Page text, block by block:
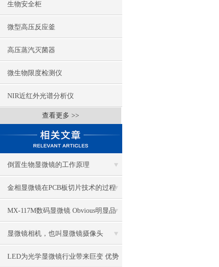
生物安全柜
微型高压反应釜
高压蒸汽灭菌器
微生物限度检测仪
NIR近红外光谱分析仪
查看更多 >>
倒置生物显微镜的工作原理
金相显微镜在PCB板切片技术的过程
控制中的作用
MX-117M数码显微镜 Obvious明显品
牌值得推荐
显微镜相机，也叫显微镜摄像头
LED为光学显微镜行业带来巨变 优势